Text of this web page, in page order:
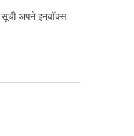
सूची अपने इनबॉक्स